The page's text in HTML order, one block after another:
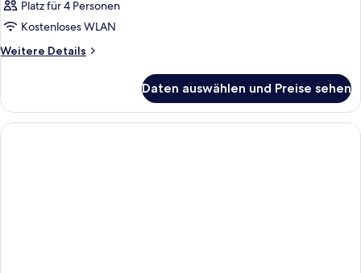
Platz für 4 Personen
Kostenloses WLAN
Weitere Details
Weitere
Daten auswählen und Preise sehen